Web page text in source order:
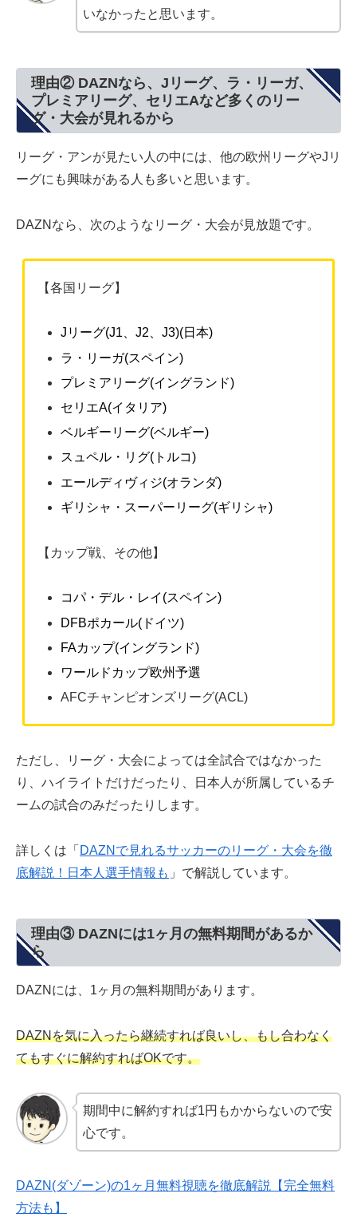
いなかったと思います。
理由② DAZNなら、Jリーグ、ラ・リーガ、
プレミアリーグ、セリエAなど多くのリー
グ・大会が見れるから
リーグ・アンが見たい人の中には、他の欧州リーグやJリ
ーグにも興味がある人も多いと思います。
DAZNなら、次のようなリーグ・大会が見放題です。
【各国リーグ】
Jリーグ(J1、J2、J3)(日本)
ラ・リーガ(スペイン)
プレミアリーグ(イングランド)
セリエA(イタリア)
ベルギーリーグ(ベルギー)
スュペル・リグ(トルコ)
エールディヴィジ(オランダ)
ギリシャ・スーパーリーグ(ギリシャ)
【カップ戦、その他】
コパ・デル・レイ(スペイン)
DFBポカール(ドイツ)
FAカップ(イングランド)
ワールドカップ欧州予選
AFCチャンピオンズリーグ(ACL)
ただし、リーグ・大会によっては全試合ではなかった
り、ハイライトだけだったり、日本人が所属しているチ
ームの試合のみだったりします。
詳しくは「 DAZNで見れるサッカーのリーグ・大会を徹
底解説！日本人選手情報も 」で解説しています。
理由③ DAZNには1ヶ月の無料期間があるか
ら
DAZNには、1ヶ月の無料期間があります。
DAZNを気に入ったら継続すれば良いし、もし合わなく
てもすぐに解約すればOKです。
期間中に解約すれば1円もかからないので安
心です。
DAZN(ダゾーン)の1ヶ月無料視聴を徹底解説【完全無料
方法も】